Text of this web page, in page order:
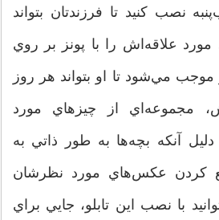
نصب کنيد تا فرزندتان بتواند
علاقه‌‌اش را با پونز بر روي
مي‌شود تا او بتواند هر روز
مجموعه‌اي از چيزهاي مورد
دليل آنكه بچه‌ها به طور ذاتي به
کردن عکس‌هاي مورد نظرشان
با نصب اين تابلو، جايي براي